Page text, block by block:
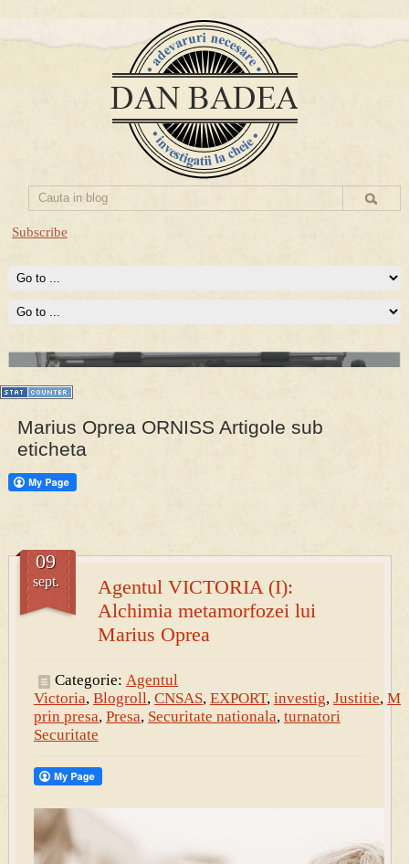
Subscribe
PRESA
Prima mea carte publicata (Nemira)
Averea Presedintelui: prima lucrare despre controversatele
conturi secrete ale Securitatii.
Marius Oprea ORNISS Artigole sub
eticheta
Agentul VICTORIA (I):
Alchimia metamorfozei lui
Marius Oprea
09
sept.
Categorie: Agentul
Victoria, Blogroll, CNSAS, EXPORT, investig, Justitie,
prin presa, Presa, Securitate nationala, turnatori
Securitate